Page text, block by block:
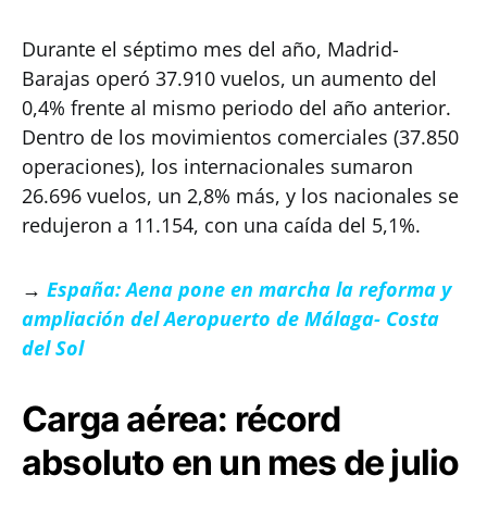
Durante el séptimo mes del año, Madrid-
Barajas operó 37.910 vuelos, un aumento del
0,4% frente al mismo periodo del año anterior.
Dentro de los movimientos comerciales (37.850
operaciones), los internacionales sumaron
26.696 vuelos, un 2,8% más, y los nacionales se
redujeron a 11.154, con una caída del 5,1%.
→ España: Aena pone en marcha la reforma y
ampliación del Aeropuerto de Málaga- Costa
del Sol
Carga aérea: récord
absoluto en un mes de julio